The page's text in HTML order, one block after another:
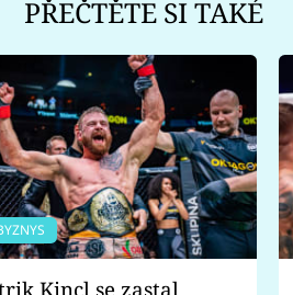
PŘEČTĚTE SI TAKÉ